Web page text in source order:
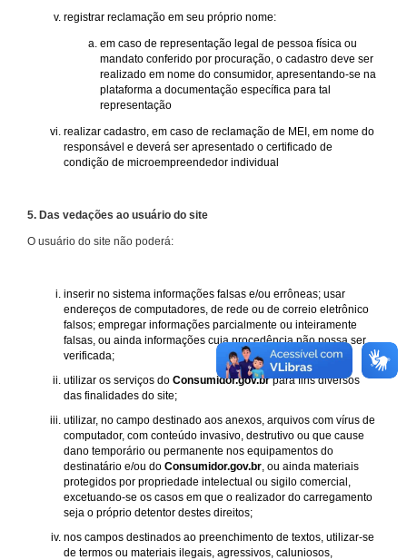
registrar reclamação em seu próprio nome:
em caso de representação legal de pessoa física ou
mandato conferido por procuração, o cadastro deve ser
realizado em nome do consumidor, apresentando-se na
plataforma a documentação específica para tal
representação
realizar cadastro, em caso de reclamação de MEI, em nome do
responsável e deverá ser apresentado o certificado de
condição de microempreendedor individual
5. Das vedações ao usuário do site
O usuário do site não poderá:
inserir no sistema informações falsas e/ou errôneas; usar
endereços de computadores, de rede ou de correio eletrônico
falsos; empregar informações parcialmente ou inteiramente
falsas, ou ainda informações cuja procedência não possa ser
verificada;
utilizar os serviços do Consumidor.gov.brpara fins diversos
das finalidades do site;
utilizar, no campo destinado aos anexos, arquivos com vírus de
computador, com conteúdo invasivo, destrutivo ou que cause
dano temporário ou permanente nos equipamentos do
destinatário e/ou do Consumidor.gov.br , ou ainda materiais
protegidos por propriedade intelectual ou sigilo comercial,
excetuando-se os casos em que o realizador do carregamento
seja o próprio detentor destes direitos;
nos campos destinados ao preenchimento de textos, utilizar-se
de termos ou materiais ilegais, agressivos, caluniosos,